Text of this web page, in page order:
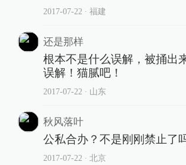
2017-07-22 ∙ 福建
还是那样
根本不是什么误解，被捅出
误解！猫腻吧！
2017-07-22 ∙ 山东
秋风落叶
公私合办？不是刚刚禁止了
2017-07-22 ∙ 北京